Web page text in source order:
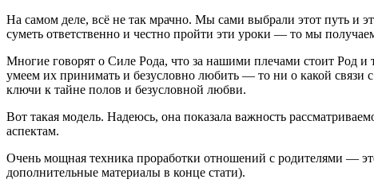
На самом деле, всё не так мрачно. Мы сами выбрали этот путь и
суметь ответственно и честно пройти эти уроки — то мы
Многие говорят о Силе Рода, что за нашими плечами стоит Род
умеем их принимать и безусловно любить — то ни о какой связи
ключи к тайне полов и безусловной любви.
Вот такая модель. Надеюсь, она показала важность
аспектам.
Очень мощная техника проработки отношений с родителями —
дополнительные материалы в конце стати).